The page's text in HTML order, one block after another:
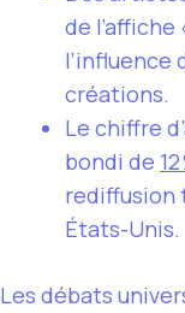
de l’affiche
l’influence
créations.
Le chiffre
bondi de
rediffusion
États-Unis.
Les débats